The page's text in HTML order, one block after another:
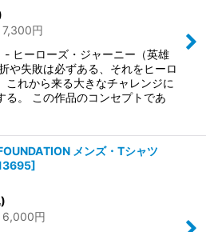
7,300円
- ヒーローズ・ジャーニー（英雄
や失敗は必ずある、それをヒーロ
これから来る大きなチャレンジに
る。 この作品のコンセプトであ
メンズ・Tシャツ
]
6,000円